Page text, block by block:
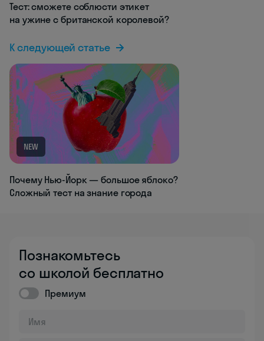
Тест: сможете соблюсти этикет
на ужине с британской королевой?
К следующей статье
NEW
Почему Нью-Йорк — большое яблоко?
Сложный тест на знание города
Познакомьтесь
со школой бесплатно
Премиум